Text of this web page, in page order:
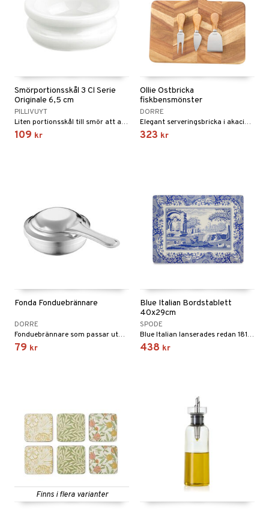
Smörportionsskål 3 Cl Serie
Originale 6,5 cm
PILLIVUYT
Liten portionsskål till smör att användas till förrätten eller till bakad potatis.
109 kr
Ollie Ostbricka
fiskbensmönster
DORRE
Elegant serveringsbricka i akaciaträ med vackert mönster och tre praktiska ostverktyg i rostfritt stål.
323 kr
Fonda Fonduebrännare
DORRE
Fonduebrännare som passar utmärkt till din fonduegryta för uppvärmning.
79 kr
Blue Italian Bordstablett
40x29cm
SPODE
Blue Italian lanserades redan 1816 och har tillverkats sedan dess av Spode. Väldetaljerad med inspiration hämtad ur den äldre Italienska landsbygden omsluten i en ram utav ett 1700-tals Imari Oriental.
438 kr
Finns i flera varianter